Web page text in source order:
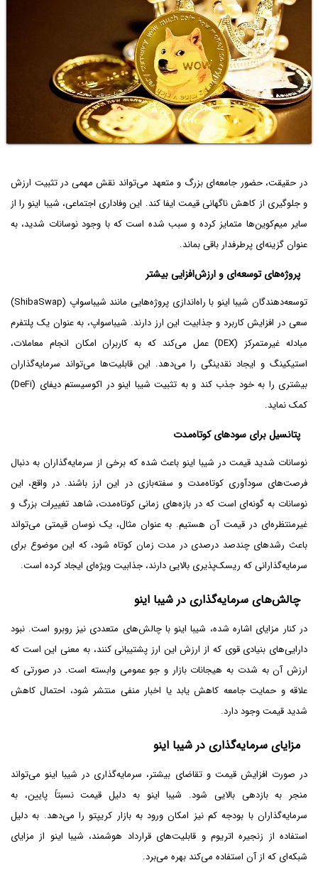
در حقیقت، حضور جامعه‌ای بزرگ و متعهد می‌تواند نقش مهمی در تثبیت ارزش
و جلوگیری از کاهش ناگهانی قیمت ایفا کند. این وفاداری اجتماعی، شیبا اینو را از
سایر میم‌کوین‌ها متمایز کرده و سبب شده است که با وجود نوسانات شدید، به
عنوان گزینه‌ای پرطرفدار باقی بماند.
پروژه‌های توسعه‌ای و ارزش‌افزایی بیشتر
توسعه‌دهندگان شیبا اینو با راه‌اندازی پروژه‌هایی مانند شیباسواپ (ShibaSwap)
سعی در افزایش کاربرد و جذابیت این ارز دارند. شیباسواپ، به عنوان یک پلتفرم
مبادله غیرمتمرکز (DEX) عمل می‌کند که به کاربران امکان انجام معاملات،
استیکینگ و ایجاد نقدینگی را می‌دهد. این قابلیت‌ها می‌تواند سرمایه‌گذاران
بیشتری را به خود جذب کند و به تثبیت شیبا اینو در اکوسیستم دیفای (DeFi)
کمک نماید.
پتانسیل برای سودهای کوتاه‌مدت
نوسانات شدید قیمت در شیبا اینو باعث شده که برخی از سرمایه‌گذاران به دنبال
فرصت‌های سودآوری کوتاه‌مدت و سفته‌بازی در این ارز باشند. در واقع، این
نوسانات به گونه‌ای است که در بازه‌های زمانی کوتاه‌مدت، شاهد تغییرات بزرگ و
غیرمنتظره‌ای در قیمت آن هستیم. به عنوان مثال، یک نوسان قیمتی می‌تواند
باعث رشدهای چندصد درصدی در مدت زمان کوتاه شود، که این موضوع برای
سرمایه‌گذارانی که ریسک‌پذیری بالایی دارند، جذابیت ویژه‌ای ایجاد کرده است.
چالش‌های سرمایه‌گذاری در شیبا اینو
در کنار مزایای اشاره شده، شیبا اینو با چالش‌های متعددی نیز روبرو است. نبود
دارایی‌های بنیادی قوی که از ارزش این ارز پشتیبانی کنند، به معنی این است که
ارزش آن به شدت به هیجانات بازار و جو عمومی وابسته است. در صورتی که
علاقه و حمایت جامعه کاهش یابد یا اخبار منفی منتشر شود، احتمال کاهش
شدید قیمت وجود دارد.
مزایای سرمایه‌گذاری در شیبا اینو
در صورت افزایش قیمت و تقاضای بیشتر، سرمایه‌گذاری در شیبا اینو می‌تواند
منجر به بازدهی بالایی شود. شیبا اینو به دلیل قیمت نسبتاً پایین، به
سرمایه‌گذاران با بودجه کم نیز امکان ورود به بازار کریپتو را می‌دهد. به دلیل
استفاده از زنجیره اتریوم و قابلیت‌های قرارداد هوشمند، شیبا اینو از مزایای
شبکه‌ای که از آن استفاده می‌کند بهره می‌برد.